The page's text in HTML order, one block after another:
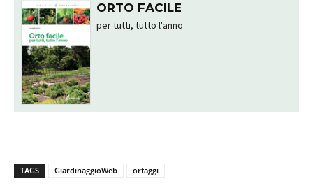
ORTO FACILE
per tutti, tutto l'anno
TAGS GiardinaggioWeb ortaggi